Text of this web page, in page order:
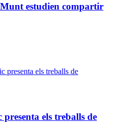
estudien compartir
els treballs de